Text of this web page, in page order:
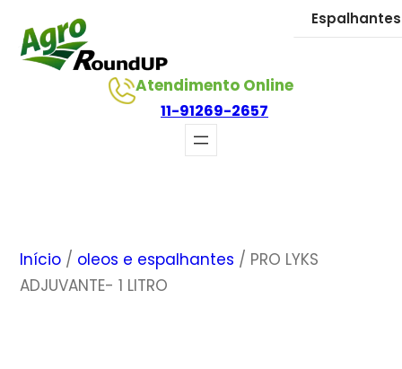
para
Atendimento Online
11-91269-2657
Espalhantes
Início / oleos e espalhantes / PRO LYKS
ADJUVANTE- 1 LITRO